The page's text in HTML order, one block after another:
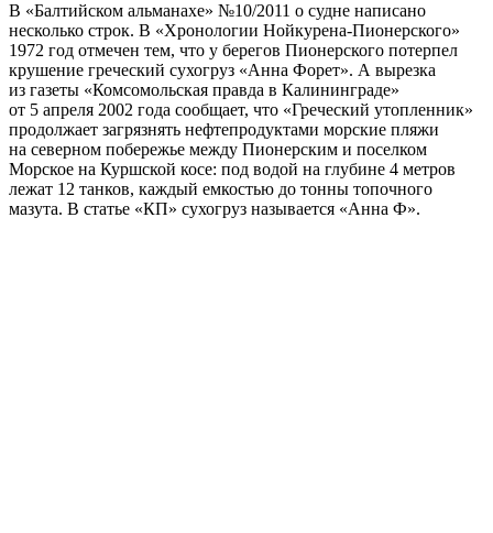
В «Балтийском альманахе» №10/2011 о судне написано
несколько строк. В «Хронологии Нойкурена-Пионерского»
1972 год отмечен тем, что у берегов Пионерского потерпел
крушение греческий сухогруз «Анна Форет». А вырезка
из газеты «Комсомольская правда в Калининграде»
от 5 апреля 2002 года сообщает, что «Греческий утопленник»
продолжает загрязнять нефтепродуктами морские пляжи
на северном побережье между Пионерским и поселком
Морское на Куршской косе: под водой на глубине 4 метров
лежат 12 танков, каждый емкостью до тонны топочного
мазута. В статье «КП» сухогруз называется «Анна Ф».